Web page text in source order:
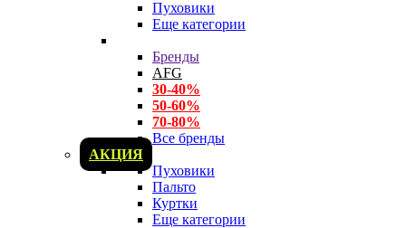
Пуховики
Еще категории
Бренды
AFG
30-40%
50-60%
70-80%
Все бренды
АКЦИЯ
Пуховики
Пальто
Куртки
Еще категории